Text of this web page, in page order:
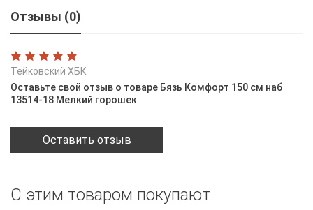
Отзывы (0)
Тейковский ХБК
Оставьте свой отзыв о товаре Бязь Комфорт 150 см наб
13514-18 Мелкий горошек
Оставить отзыв
С этим товаром покупают